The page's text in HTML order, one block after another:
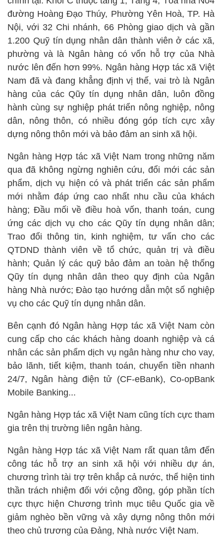
đường Hoàng Đạo Thúy, Phường Yên Hoà, TP. Hà
Nội, với 32 Chi nhánh, 66 Phòng giao dịch và gần
1.200 Quỹ tín dụng nhân dân thành viên ở các xã,
phường và là Ngân hàng có vốn hỗ trợ của Nhà
nước lên đến hơn 99%. Ngân hàng Hợp tác xã Việt
Nam đã và đang khẳng định vị thế, vai trò là Ngân
hàng của các Qũy tín dụng nhân dân, luôn đồng
hành cùng sự nghiệp phát triển nông nghiệp, nông
dân, nông thôn, có nhiều đóng góp tích cực xây
dựng nông thôn mới và bảo đảm an sinh xã hội.
Ngân hàng Hợp tác xã Việt Nam trong những năm
qua đã không ngừng nghiên cứu, đổi mới các sản
phẩm, dịch vụ hiện có và phát triển các sản phẩm
mới nhằm đáp ứng cao nhất nhu cầu của khách
hàng; Đầu mối về điều hoà vốn, thanh toán, cung
ứng các dịch vụ cho các Qũy tín dụng nhân dân;
Trao đổi thông tin, kinh nghiệm, tư vấn cho các
QTDND thành viên về tổ chức, quản trị và điều
hành; Quản lý các quỹ bảo đảm an toàn hệ thống
Qũy tín dụng nhân dân theo quy định của Ngân
hàng Nhà nước; Đào tạo hướng dẫn một số nghiệp
vụ cho các Quỹ tín dụng nhân dân.
Bên cạnh đó Ngân hàng Hợp tác xã Việt Nam còn
cung cấp cho các khách hàng doanh nghiệp và cá
nhân các sản phẩm dịch vụ ngân hàng như cho vay,
bảo lãnh, tiết kiệm, thanh toán, chuyển tiền nhanh
24/7, Ngân hàng điện tử (CF-eBank), Co-opBank
Mobile Banking...
Ngân hàng Hợp tác xã Việt Nam cũng tích cực tham
gia trên thị trường liên ngân hàng.
Ngân hàng Hợp tác xã Việt Nam rất quan tâm đến
công tác hỗ trợ an sinh xã hội với nhiều dự án,
chương trình tài trợ trên khắp cả nước, thể hiện tinh
thần trách nhiệm đối với cộng đồng, góp phần tích
cực thực hiện Chương trình mục tiêu Quốc gia về
giảm nghèo bền vững và xây dựng nông thôn mới
theo chủ trương của Đảng, Nhà nước Việt Nam.